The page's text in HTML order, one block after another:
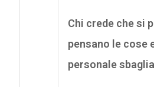
Chi crede che si
pensano le cose
personale